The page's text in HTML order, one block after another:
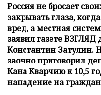
Россия не бросает
закрывать глаза,
вред, а местная
заявил газете ВЗГЛЯД
Константин Затулин.
заочно приговорил
Кана Кварчию к 10,5
нападение на